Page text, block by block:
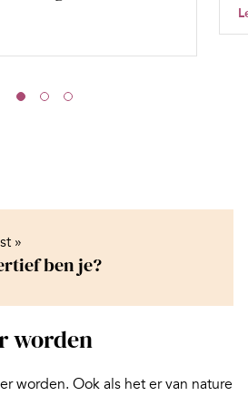
»
ben je?
worden
worden. Ook als het er van nature